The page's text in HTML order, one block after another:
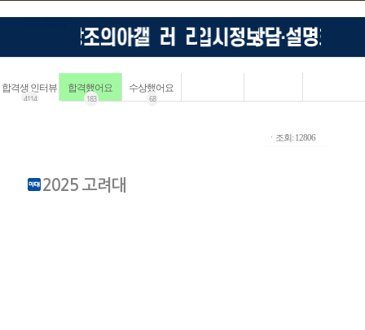
합격생 인터뷰
4114
합격했어요
183
수상했어요
68
ㆍ조회: 12806
2025 고려대